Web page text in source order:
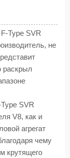
Type SVR
не
раскрыл
SVR
V8, как и
агрегат
чему
крутящего